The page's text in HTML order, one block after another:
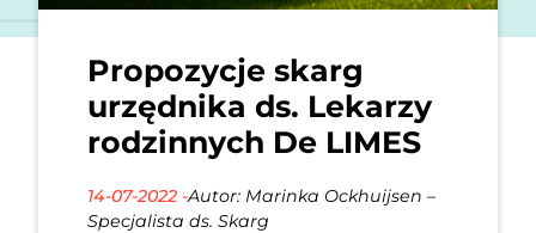
Propozycje skarg
urzędnika ds. Lekarzy
rodzinnych De LIMES
14-07-2022 -Autor: Marinka Ockhuijsen –
Specjalista ds. Skarg